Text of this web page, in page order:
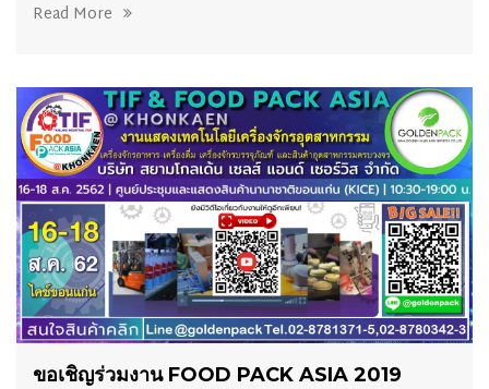
Read More
13/08/2019
ขอเชิญร่วมงาน FOOD PACK ASIA 2019